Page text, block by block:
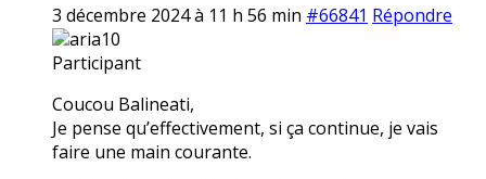
3 décembre 2024 à 11 h 56 min #66841 Répondre
aria10
Participant
Coucou Balineati,
Je pense qu’effectivement, si ça continue, je vais
faire une main courante.